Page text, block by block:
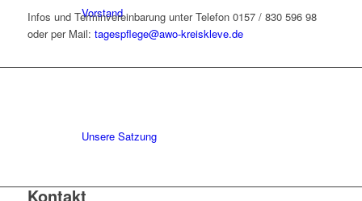
Vorstand
Unsere Satzung
Infos und Terminvereinbarung unter Telefon 0157 / 830 596 98
oder per Mail: tagespflege@awo-kreiskleve.de
Kontakt